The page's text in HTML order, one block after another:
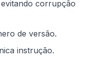
corrupção
de versão.
instrução.